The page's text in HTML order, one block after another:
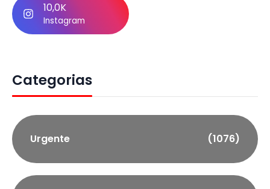
10,0K
Instagram
Categorias
Urgente (1076)